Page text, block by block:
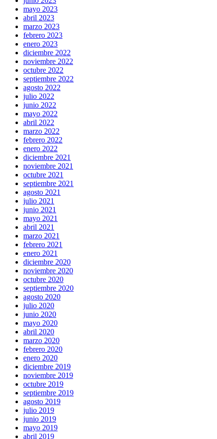
mayo 2023
abril 2023
marzo 2023
febrero 2023
enero 2023
diciembre 2022
noviembre 2022
octubre 2022
septiembre 2022
agosto 2022
julio 2022
junio 2022
mayo 2022
abril 2022
marzo 2022
febrero 2022
enero 2022
diciembre 2021
noviembre 2021
octubre 2021
septiembre 2021
agosto 2021
julio 2021
junio 2021
mayo 2021
abril 2021
marzo 2021
febrero 2021
enero 2021
diciembre 2020
noviembre 2020
octubre 2020
septiembre 2020
agosto 2020
julio 2020
junio 2020
mayo 2020
abril 2020
marzo 2020
febrero 2020
enero 2020
diciembre 2019
noviembre 2019
octubre 2019
septiembre 2019
agosto 2019
julio 2019
junio 2019
mayo 2019
abril 2019